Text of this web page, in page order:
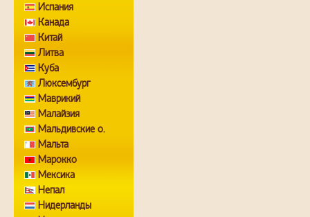
Испания
Канада
Китай
Литва
Куба
Люксембург
Маврикий
Малайзия
Мальдивские о.
Мальта
Марокко
Мексика
Непал
Нидерланды